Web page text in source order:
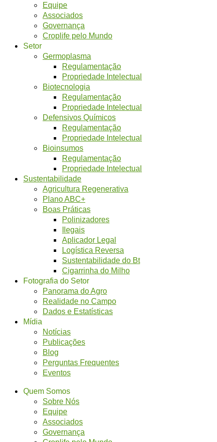
Equipe
Associados
Governança
Croplife pelo Mundo
Setor
Germoplasma
Regulamentação
Propriedade Intelectual
Biotecnologia
Regulamentação
Propriedade Intelectual
Defensivos Químicos
Regulamentação
Propriedade Intelectual
Bioinsumos
Regulamentação
Propriedade Intelectual
Sustentabilidade
Agricultura Regenerativa
Plano ABC+
Boas Práticas
Polinizadores
Ilegais
Aplicador Legal
Logística Reversa
Sustentabilidade do Bt
Cigarrinha do Milho
Fotografia do Setor
Panorama do Agro
Realidade no Campo
Dados e Estatísticas
Mídia
Notícias
Publicações
Blog
Perguntas Frequentes
Eventos
Quem Somos
Sobre Nós
Equipe
Associados
Governança